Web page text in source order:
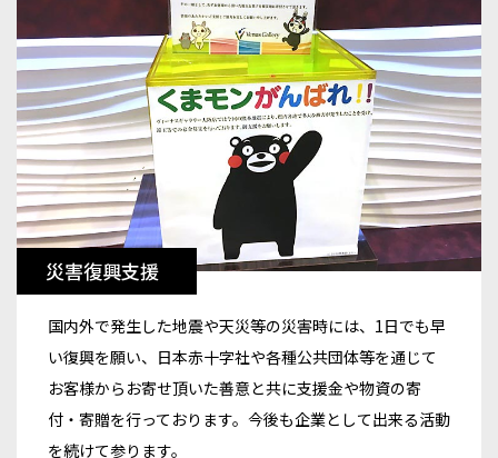
災害復興支援
国内外で発生した地震や天災等の災害時には、1日でも早
い復興を願い、日本赤十字社や各種公共団体等を通じて
お客様からお寄せ頂いた善意と共に支援金や物資の寄
付・寄贈を行っております。今後も企業として出来る活動
を続けて参ります。